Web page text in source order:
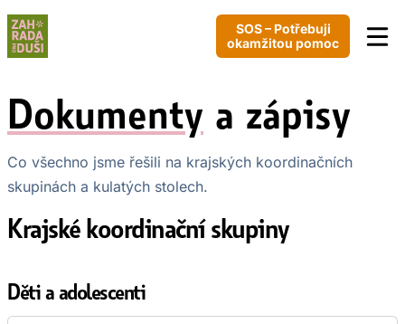
Přeskočit
na
obsah
SOS – Potřebuji
okamžitou pomoc
Dokumenty a zápisy
Co všechno jsme řešili na krajských koordinačních
skupinách a kulatých stolech.
Krajské koordinační skupiny
Děti a adolescenti